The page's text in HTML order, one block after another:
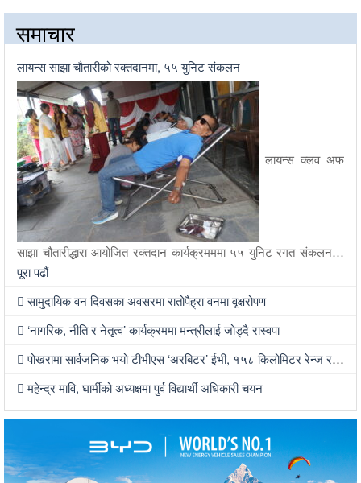
समाचार
लायन्स साझा चौतारीको रक्तदानमा, ५५ युनिट संकलन
लायन्स क्लव अफ
साझा चौतारीद्धारा आयोजित रक्तदान कार्यक्रमममा ५५ युनिट रगत संकलन…
पूरा पढौं
सामुदायिक वन दिवसका अवसरमा रातोपैह्रा वनमा वृक्षरोपण
‘नागरिक, नीति र नेतृत्व’ कार्यक्रममा मन्त्रीलाई जोड्दै रास्वपा
पोखरामा सार्वजनिक भयो टीभीएस ‘अरबिटर’ ईभी, १५८ किलोमिटर रेन्ज र ३४ लिटर बुट स्पेस
महेन्द्र मावि, घार्मीको अध्यक्षमा पुर्व विद्यार्थी अधिकारी चयन